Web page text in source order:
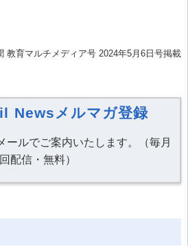
教育マルチメディア号 2024年5月6日号掲載
Newsメルマガ登録
ールでご案内いたします。（毎月
配信・無料）